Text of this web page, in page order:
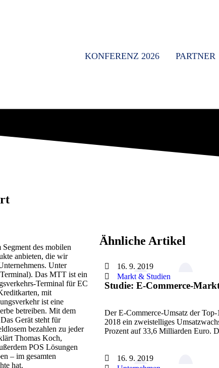
KONFERENZ 2026 PARTNER
des mobilen
anbieten, die wir
Unter
Das MTT ist ein
Terminal für EC
mit
ist eine
betreiben. Mit dem
Gerät steht für
bezahlen zu jeder
Thomas Koch,
POS Lösungen
– im gesamten
hat.
Ähnliche Artikel
16. 9. 2019
Markt & Studien
Studie: E-Commerce-
Der E-Commerce-Umsatz der
2018 ein zweistelliges
Prozent auf 33,6 Milliarden Euro.
16. 9. 2019